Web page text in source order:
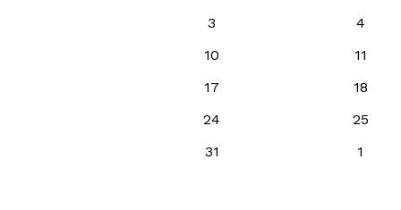
3
4
10
11
17
18
24
25
31
1